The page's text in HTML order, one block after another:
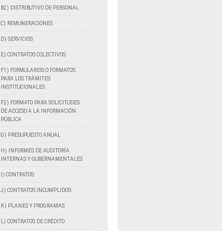
B2) DISTRIBUTIVO DE PERSONAL
C) REMUNERACIONES
D) SERVICIOS
E) CONTRATOS COLECTIVOS
F1) FORMULARIOS O FORMATOS
PARA LOS TRÁMITES
INSTITUCIONALES
F2) FORMATO PARA SOLICITUDES
DE ACCESO A LA INFORMACIÓN
PÚBLICA
G) PRESUPUESTO ANUAL
H) INFORMES DE AUDITORÍA
INTERNAS Y GUBERNAMENTALES
I) CONTRATOS
J) CONTRATOS INCUMPLIDOS
K) PLANES Y PROGRAMAS
L) CONTRATOS DE CRÉDITO